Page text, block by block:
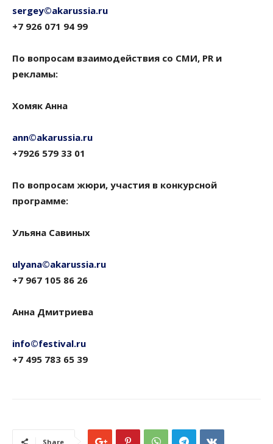
sergey©akarussia.ru
+7 926 071 94 99
По вопросам взаимодействия со СМИ, PR и
рекламы:
Хомяк Анна
ann©akarussia.ru
+7926 579 33 01
По вопросам жюри, участия в конкурсной
программе:
Ульяна Савиных
ulyana©akarussia.ru
+7 967 105 86 26
Анна Дмитриева
info©festival.ru
+7 495 783 65 39
Share